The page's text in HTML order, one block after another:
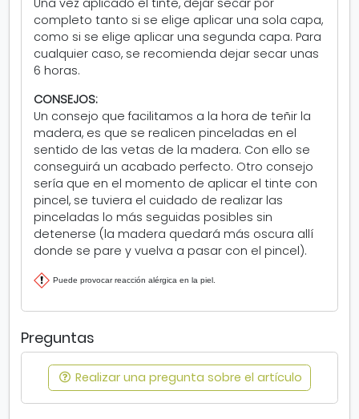
Una vez aplicado el tinte, dejar secar por
completo tanto si se elige aplicar una sola capa,
como si se elige aplicar una segunda capa. Para
cualquier caso, se recomienda dejar secar unas
6 horas.
CONSEJOS:
Un consejo que facilitamos a la hora de teñir la
madera, es que se realicen pinceladas en el
sentido de las vetas de la madera. Con ello se
conseguirá un acabado perfecto. Otro consejo
sería que en el momento de aplicar el tinte con
pincel, se tuviera el cuidado de realizar las
pinceladas lo más seguidas posibles sin
detenerse (la madera quedará más oscura allí
donde se pare y vuelva a pasar con el pincel).
Puede provocar reacción alérgica en la piel.
Preguntas
Realizar una pregunta sobre el artículo